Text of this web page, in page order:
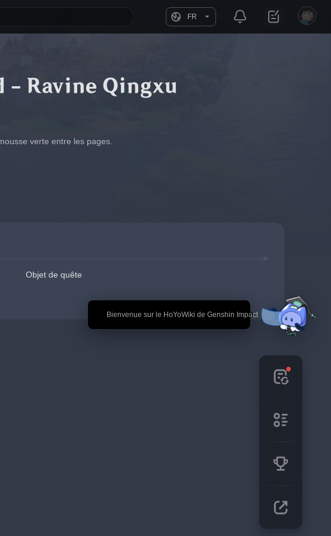
FR
🎉 Bienvenue sur le HoYoWiki de Genshin Impact
- Ravine Qingxu
verte entre les pages.
Objet de quête